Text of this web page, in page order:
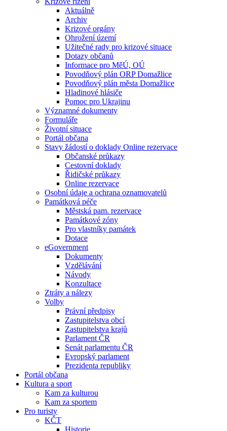
Aktuálně
Archiv
Krizové orgány
Ohrožení území
Užitečné rady pro krizové situace
Dotazy občanů
Informace pro MěÚ, OÚ
Povodňový plán ORP Domažlice
Povodňový plán města Domažlice
Hladinové hlásiče
Pomoc pro Ukrajinu
Významné dokumenty
Formuláře
Životní situace
Portál občana
Stavy žádostí o doklady Online rezervace
Občanské průkazy
Cestovní doklady
Řidičské průkazy
Online rezervace
Osobní údaje a ochrana oznamovatelů
Památková péče
Městská pam. rezervace
Památkové zóny
Pro vlastníky památek
Dotace
eGovernment
Dokumenty
Vzdělávání
Návody
Konzultace
Ztráty a nálezy
Volby
Právní předpisy
Zastupitelstva obcí
Zastupitelstva krajů
Parlament ČR
Senát parlamentu ČR
Evropský parlament
Prezidenta republiky
Portál občana
Kultura a sport
Kam za kulturou
Kam za sportem
Pro turisty
KČT
Historie